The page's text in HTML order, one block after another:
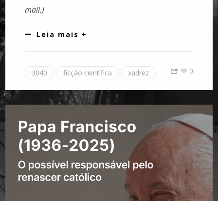
mail.)
Leia mais +
3040 ficção científica xadrez 0